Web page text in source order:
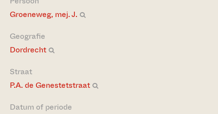
Groeneweg, mej. J.
Geografie
Dordrecht
Straat
P.A. de Genestetstraat
Datum of periode